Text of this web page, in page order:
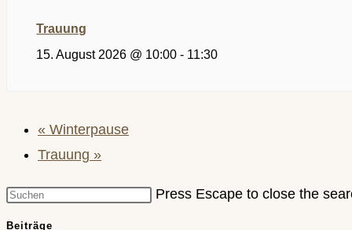
Trauung
15. August 2026 @ 10:00 - 11:30
« Winterpause
Trauung »
Press Escape to close the
Beiträge